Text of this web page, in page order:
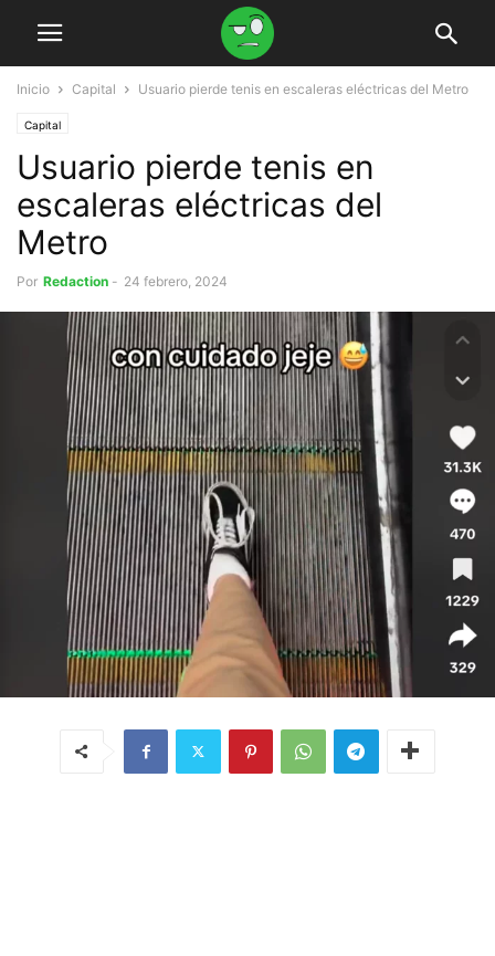
Inicio Capital Usuario pierde tenis en escaleras eléctricas del Metro
Capital
Usuario pierde tenis en
escaleras eléctricas del
Metro
Por Redaction - 24 febrero, 2024